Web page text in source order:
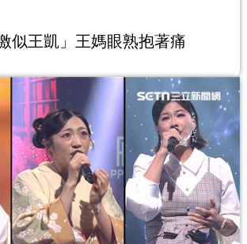
似王凱」王媽眼熟抱著痛